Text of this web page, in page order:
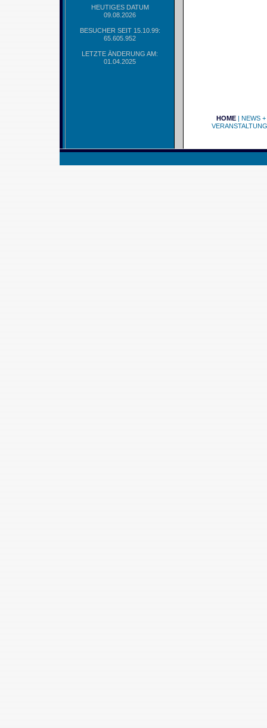
HEUTIGES DATUM
09.08.2026
BESUCHER SEIT 15.10.99:
65.605.952
LETZTE ÄNDERUNG AM:
01.04.2025
HOME| NEWS